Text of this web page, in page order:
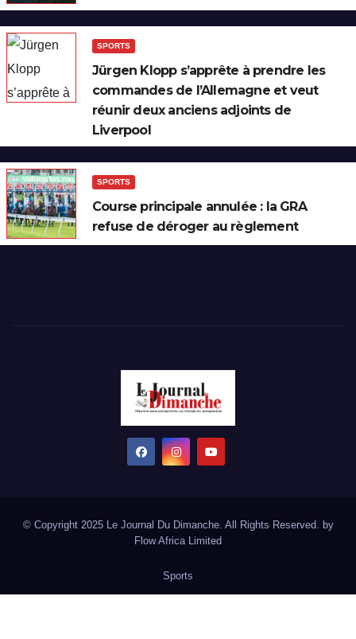
SPORTS
Jürgen Klopp s’apprête à prendre les
commandes de l’Allemagne et veut
réunir deux anciens adjoints de
Liverpool
SPORTS
Course principale annulée : la GRA
refuse de déroger au règlement
© Copyright 2025 Le Journal Du Dimanche. All Rights Reserved. by
Flow Africa Limited
Sports